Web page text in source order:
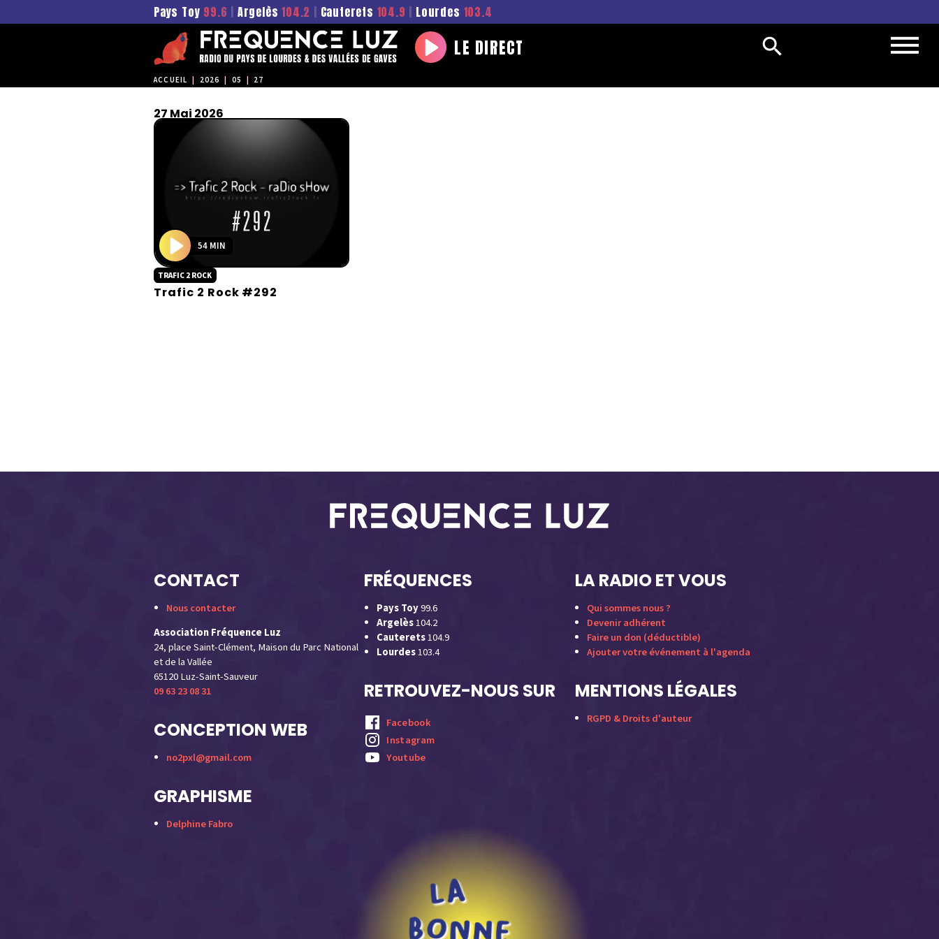
Pays Toy 99.6 | Argelès104.2 | Cauterets 104.9 | Lourdes 103.4
Play
LE DIRECT
ACCUEIL | 2026 | 05 | 27
27 Mai 2026
P
l
a
54 MIN
TRAFIC 2 ROCK
Trafic 2 Rock #292
CONTACT
Nous contacter
Association Fréquence Luz
24, place Saint-Clément, Maison du Parc National
et de la Vallée
65120 Luz-Saint-Sauveur
09 63 23 08 31
CONCEPTION WEB
no2pxl@gmail.com
GRAPHISME
Delphine Fabro
FRÉQUENCES
Pays Toy99.6
Argelès104.2
Cauterets104.9
Lourdes103.4
RETROUVEZ-NOUS SUR
Facebook
Instagram
Youtube
LA RADIO ET VOUS
Qui sommes nous ?
Devenir adhérent
Faire un don (déductible)
Ajouter votre événement à l'agenda
MENTIONS LÉGALES
RGPD & Droits d'auteur